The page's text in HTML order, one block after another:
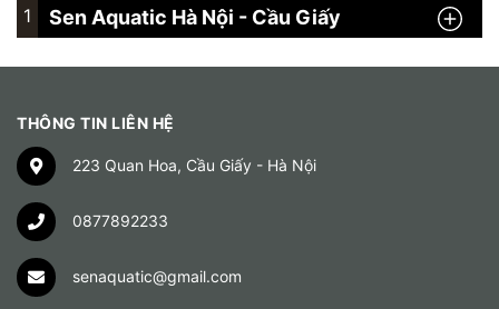
1 Sen Aquatic Hà Nội - Cầu Giấy
THÔNG TIN LIÊN HỆ
223 Quan Hoa, Cầu Giấy - Hà Nội
0877892233
senaquatic@gmail.com